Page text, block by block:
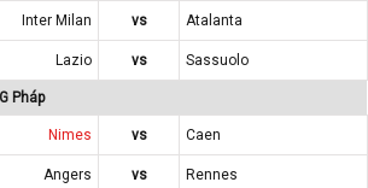
Inter Milan vs
Atalanta
Lazio vs Sassuolo
Pháp
Nimes vs
Caen
Angers vs
Rennes